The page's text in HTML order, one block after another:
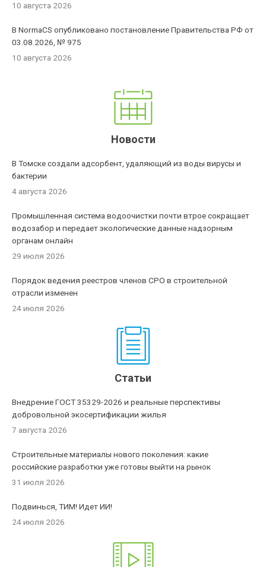
10 августа 2026
В NormaCS опубликовано постановление Правительства РФ от
03.08.2026, № 975
10 августа 2026
Новости
В Томске создали адсорбент, удаляющий из воды вирусы и
бактерии
4 августа 2026
Промышленная система водоочистки почти втрое сокращает
водозабор и передает экологические данные надзорным
органам онлайн
29 июля 2026
Порядок ведения реестров членов СРО в строительной
отрасли изменен
24 июля 2026
Статьи
Внедрение ГОСТ 35329-2026 и реальные перспективы
добровольной экосертификации жилья
7 августа 2026
Строительные материалы нового поколения: какие
российские разработки уже готовы выйти на рынок
31 июля 2026
Подвинься, ТИМ! Идет ИИ!
24 июля 2026